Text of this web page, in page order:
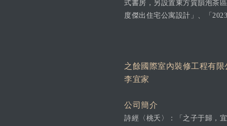
式書房，另設置東方質韻泡茶
度傑出住宅公寓設計」、「
之餘國際室內裝修工程有限
李宜家
公司簡介
詩經〈桃夭〉：「之子于歸，